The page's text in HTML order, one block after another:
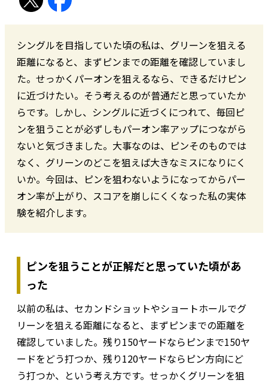
シングルを目指していた頃の私は、グリーンを狙える
距離になると、まずピンまでの距離を確認していまし
た。せっかくパーオンを狙えるなら、できるだけピン
に近づけたい。そう考えるのが普通だと思っていたか
らです。しかし、シングルに近づくにつれて、毎回ピ
ンを狙うことが必ずしもパーオン率アップにつながら
ないと気づきました。大事なのは、ピンそのものでは
なく、グリーンのどこを狙えば大きなミスになりにく
いか。今回は、ピンを狙わないようになってからパー
オン率が上がり、スコアを崩しにくくなった私の実体
験を紹介します。
ピンを狙うことが正解だと思っていた頃があ
った
以前の私は、セカンドショットやショートホールでグ
リーンを狙える距離になると、まずピンまでの距離を
確認していました。残り150ヤードならピンまで150ヤ
ードをどう打つか、残り120ヤードならピン方向にど
う打つか、という考え方です。せっかくグリーンを狙